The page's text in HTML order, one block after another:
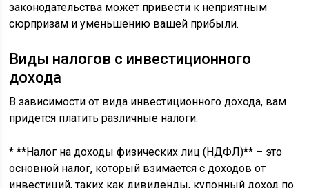
законодательства может привести к неприятным
сюрпризам и уменьшению вашей прибыли.
Виды налогов с инвестиционного
дохода
В зависимости от вида инвестиционного дохода, вам
придется платить различные налоги:
* **Налог на доходы физических лиц (НДФЛ)** – это
основной налог, который взимается с доходов от
инвестиций, таких как дивиденды, купонный доход по